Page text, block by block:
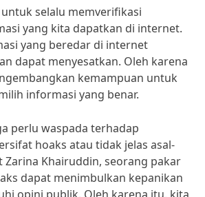
selalu memverifikasi
yang kita dapatkan di internet.
yang beredar di internet
dapat menyesatkan. Oleh karena
kemampuan untuk
informasi yang benar.
perlu waspada terhadap
hoaks atau tidak jelas asal-
Zarina Khairuddin, seorang pakar
dapat menimbulkan kepanikan